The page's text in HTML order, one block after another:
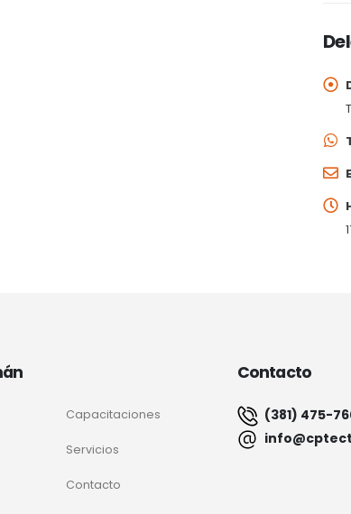
Capacitaciones
Servicios
Contacto
Contacto
(381) 475-